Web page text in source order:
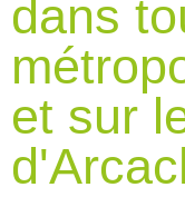
dans
et sur